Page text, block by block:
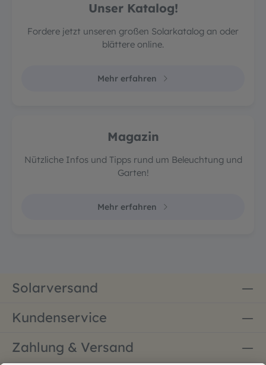
Unser Katalog!
Fordere jetzt unseren großen Solarkatalog an oder
blättere online.
Mehr erfahren
Magazin
Nützliche Infos und Tipps rund um Beleuchtung und
Garten!
Mehr erfahren
Solarversand
Kundenservice
Zahlung & Versand